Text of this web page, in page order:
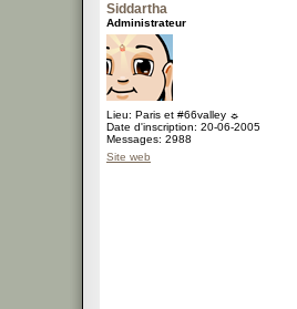
Siddartha
Administrateur
Lieu: Paris et #66valley ☼
Date d'inscription: 20-06-2005
Messages: 2988
Site web